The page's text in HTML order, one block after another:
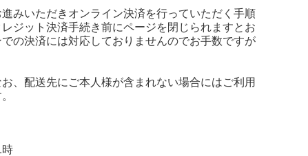
みいただきオンライン決済を行っていただく手順
ジット決済手続き前にページを閉じられますとお
の決済には対応しておりませんのでお手数ですが
、配送先にご本人様が含まれない場合にはご利用
時